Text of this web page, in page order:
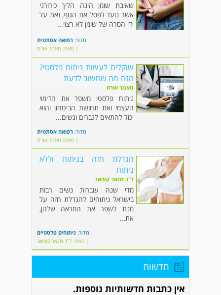
שאיבת שומן הינה הליך כירורגי
אשר נועד לפסל את הגוף, זאת על
ידי הסרה של שומן לא רצוי...
מדור: רפואה אסתטית
| מאת: מאמר אורח
שוקלים לעשות ניתוח פלסטי?
הנה מה שחשוב לדעת
מאמר אורח
ניתוח פלסטי משפר את הדימוי
העצמי ואת תחושת הביטחון והוא
יכול להתאים לגברים ונשים...
מדור: רפואה אסתטית
| מאת: מאמר אורח
הגדלת חזה בניתוח וללא
ניתוח
ד"ר מנאר קעואר
מדי שנה עוברות נשים רבות
בישראל ניתוחים להגדלת חזה על
מנת לשפר את המראה שלהן,
את...
מדור: ניתוחים פלסטיים
| מאת:ד"ר מנאר קעואר
חדשות
אין כתבות חדשותיות נוספות.